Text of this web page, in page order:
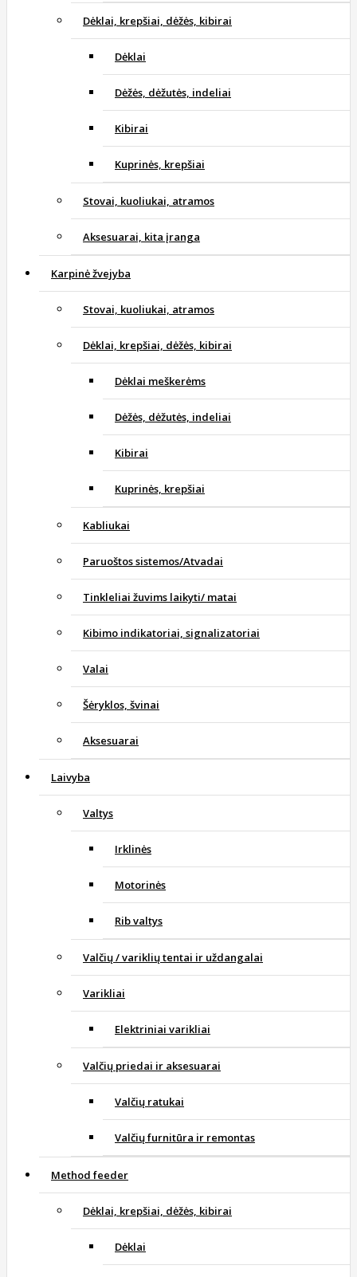
Dėklai, krepšiai, dėžės, kibirai
Dėklai
Dėžės, dėžutės, indeliai
Kibirai
Kuprinės, krepšiai
Stovai, kuoliukai, atramos
Aksesuarai, kita įranga
Karpinė žvejyba
Stovai, kuoliukai, atramos
Dėklai, krepšiai, dėžės, kibirai
Dėklai meškerėms
Dėžės, dėžutės, indeliai
Kibirai
Kuprinės, krepšiai
Kabliukai
Paruoštos sistemos/Atvadai
Tinkleliai žuvims laikyti/ matai
Kibimo indikatoriai, signalizatoriai
Valai
Šėryklos, švinai
Aksesuarai
Laivyba
Valtys
Irklinės
Motorinės
Rib valtys
Valčių / variklių tentai ir uždangalai
Varikliai
Elektriniai varikliai
Valčių priedai ir aksesuarai
Valčių ratukai
Valčių furnitūra ir remontas
Method feeder
Dėklai, krepšiai, dėžės, kibirai
Dėklai